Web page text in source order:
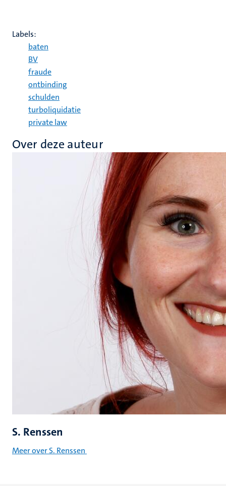
Labels:
baten
BV
fraude
ontbinding
schulden
turboliquidatie
private law
Over deze auteur
S. Renssen
Meer over S. Renssen